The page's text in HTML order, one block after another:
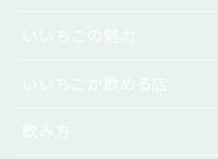
いいちこの魅力
いいちこが飲める店
飲み方